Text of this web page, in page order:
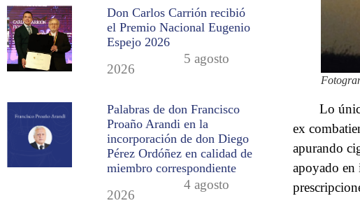
Don Carlos Carrión recibió
el Premio Nacional Eugenio
Espejo 2026
5 agosto
2026
Palabras de don Francisco
Proaño Arandi en la
incorporación de don Diego
Pérez Ordóñez en calidad de
miembro correspondiente
4 agosto
2026
Lo
ex
apurando
apoyado en